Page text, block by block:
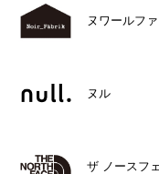
ヌワールフ
ヌル
ザ ノースフ